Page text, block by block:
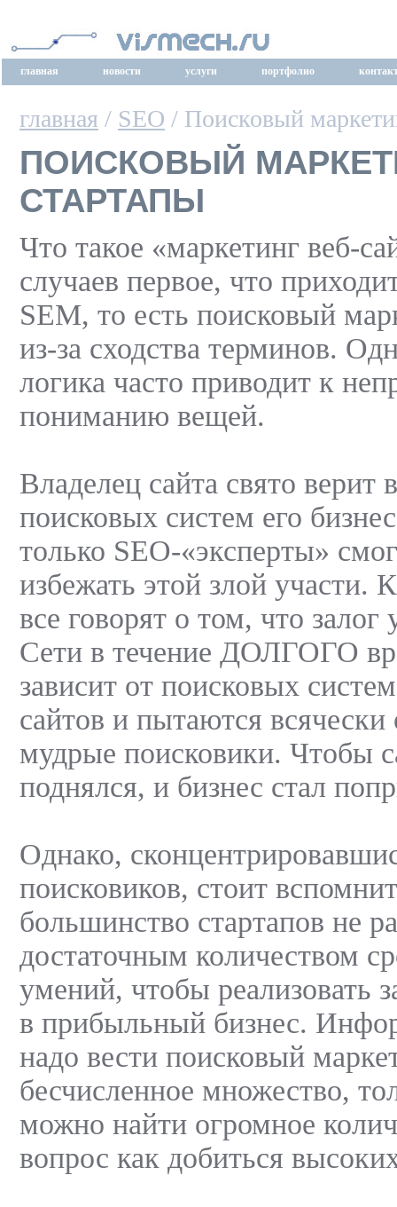
главная новости услуги портфолио
главная / SEO / Поисковый
ПОИСКОВЫЙ
СТАРТАПЫ
Что такое «маркетинг веб-
случаев первое, что
SEM, то есть поисковый
из-за сходства терминов.
логика часто приводит к
пониманию вещей.
Владелец сайта свято верит
поисковых систем его
только SEO-«эксперты»
избежать этой злой участи.
все говорят о том, что залог
Сети в течение ДОЛГОГО
зависит от поисковых
сайтов и пытаются всячески
мудрые поисковики. Чтобы
поднялся, и бизнес стал
Однако,
поисковиков, стоит
большинство стартапов не
достаточным количеством
умений, чтобы реализовать
в прибыльный бизнес.
надо вести поисковый
бесчисленное множество,
можно найти огромное
вопрос как добиться